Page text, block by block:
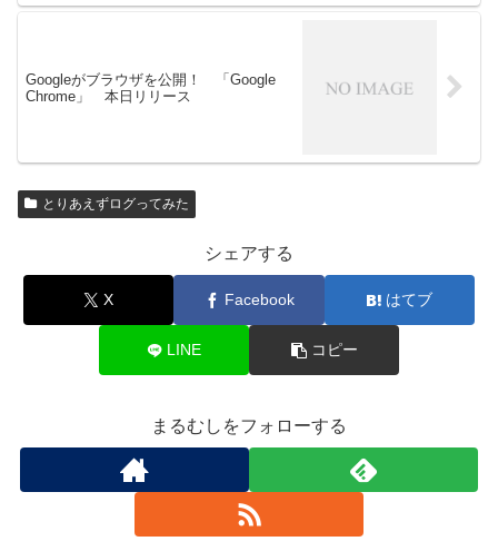
Googleがブラウザを公開！ 「Google
Chrome」 本日リリース
とりあえずログってみた
シェアする
X Facebook はてブ
LINE コピー
まるむしをフォローする